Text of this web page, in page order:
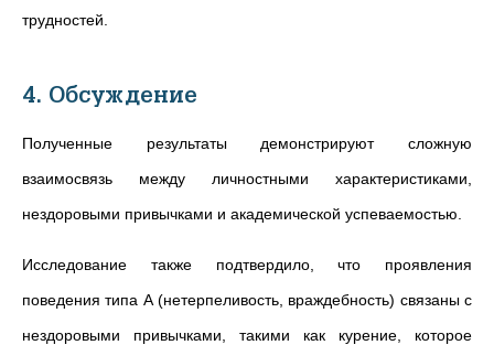
трудностей.
4. Обсуждение
Полученные результаты демонстрируют сложную
взаимосвязь между личностными характеристиками,
нездоровыми привычками и академической успеваемостью.
Исследование также подтвердило, что проявления
поведения типа А (нетерпеливость, враждебность) связаны с
нездоровыми привычками, такими как курение, которое